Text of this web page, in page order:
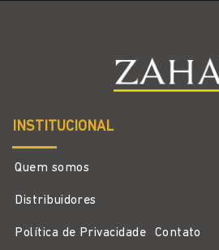
INSTITUCIONAL
Quem somos
Distribuidores
Política de Privacidade Contato